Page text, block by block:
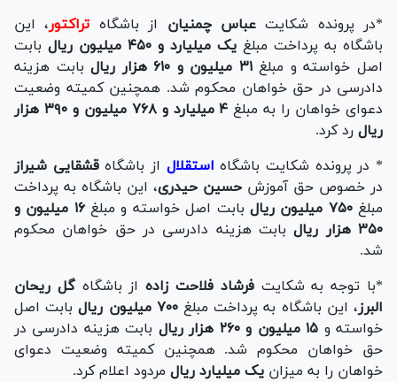
*در پرونده شکایتعباس چمنیان از باشگاه تراکتور، این
باشگاه به پرداخت مبلغ یک میلیارد و ۴۵۰ میلیون ریال
بابت
اصل خواسته و مبلغ۳۱ میلیون و ۶۱۰ هزار ریال
بابت هزینه
دادرسی در حق خواهان محکوم شد. همچنین کمیته وضعیت
دعوای خواهان را به مبلغ
۴ میلیارد و ۷۶۸ میلیون و ۳۹۰ هزار
ریال رد کرد.
* در پرونده شکایت باشگاه استقلال از باشگاهقشقایی شیراز
در خصوص حق آموزش حسین حیدری، این باشگاه به پرداخت
مبلغ۷۵۰ میلیون ریال بابت اصل خواسته و مبلغ
۱۶ میلیون و
۳۵۰ هزار ریال
بابت هزینه دادرسی در حق خواهان محکوم
شد.
*با توجه به شکایتفرشاد فلاحت زادهاز باشگاهگل ریحان
البرز، این باشگاه به پرداخت مبلغ۷۰۰ میلیون ریال
بابت اصل
خواسته و ۱۵ میلیون و ۲۶۰ هزار ریال
بابت هزینه دادرسی در
حق خواهان محکوم شد. همچنین کمیته وضعیت دعوای
خواهان را به میزان یک میلیارد ریال مردود اعلام کرد.